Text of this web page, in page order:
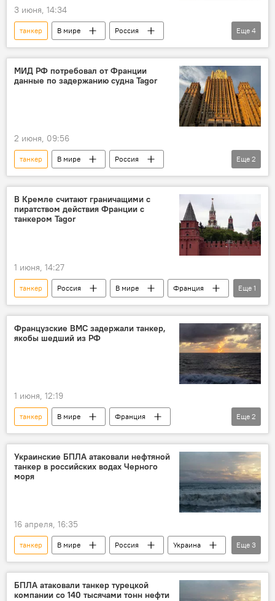
3 июня, 14:34
танкер В мире
Россия
Франция
МИД РФ
Политика
Общество
арест
Еще 4
МИД РФ потребовал от Франции
данные по задержанию судна Tagor
2 июня, 09:56
танкер В мире
Россия
Франция
МИД РФ
Мария Захарова
Еще 2
В Кремле считают граничащими с
пиратством действия Франции с
танкером Tagor
1 июня, 14:27
танкер Россия В мире
Франция
Дмитрий Песков
Еще 1
Французские ВМС задержали танкер,
якобы шедший из РФ
1 июня, 12:19
танкер В мире
Франция
Россия
Эммануэль Макрон
Атлантический океан
Еще 2
Украинские БПЛА атаковали нефтяной
танкер в российских водах Черного
моря
16 апреля, 16:35
танкер В мире Россия
Украина
Черное море
теракт Общество
Еще 3
БПЛА атаковали танкер турецкой
компании со 140 тысячами тонн нефти